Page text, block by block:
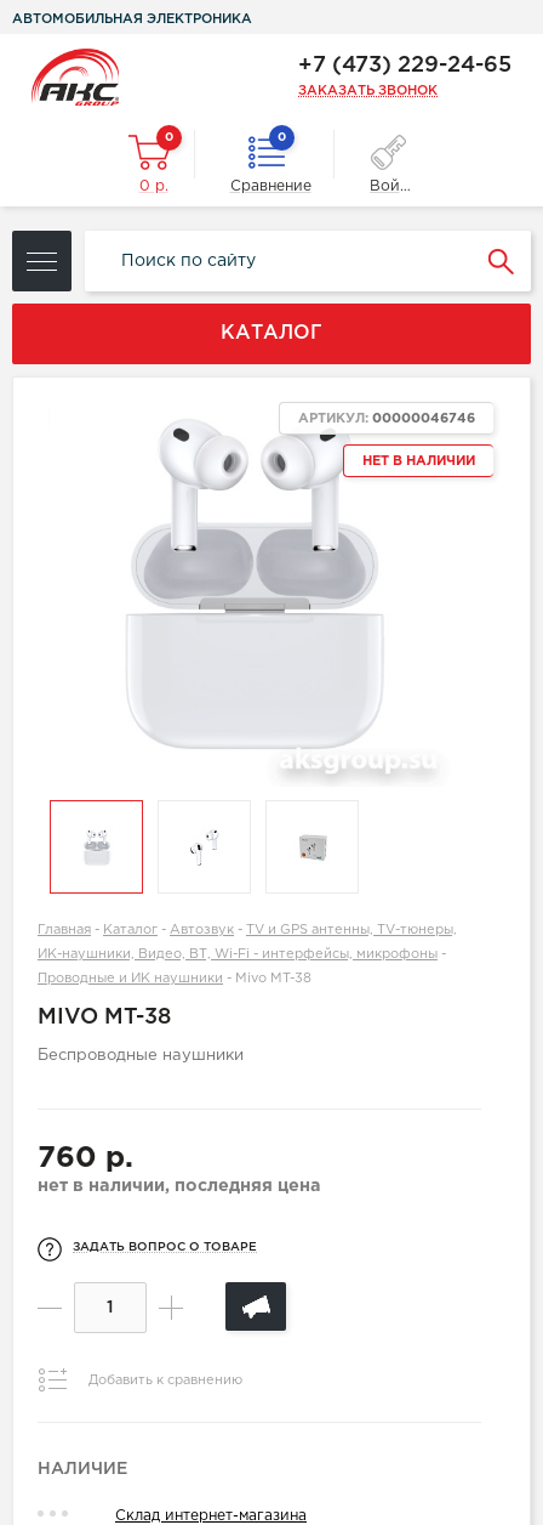
АВТОМОБИЛЬНАЯ ЭЛЕКТРОНИКА
+7 (473) 229-24-65
ЗАКАЗАТЬ ЗВОНОК
0
0 р.
0
Сравнение Войти
КАТАЛОГ
НЕТ В НАЛИЧИИ
АРТИКУЛ: 00000046746
Главная - Каталог - Автозвук -
TV и GPS антенны, TV-тюнеры,
ИК-наушники, Видео, ВТ, Wi-Fi - интерфейсы, микрофоны -
Проводные и ИК наушники - Mivo MT-38
MIVO MT-38
Беспроводные наушники
760 р.
нет в наличии, последняя цена
ЗАДАТЬ ВОПРОС О ТОВАРЕ
Добавить к сравнению
НАЛИЧИЕ
Склад интернет-магазина